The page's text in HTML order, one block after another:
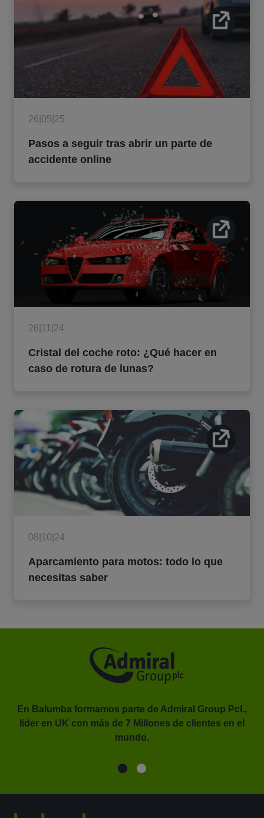
26|05|25
Pasos a seguir tras abrir un parte de
accidente online
26|11|24
Cristal del coche roto: ¿Qué hacer en
caso de rotura de lunas?
08|10|24
Aparcamiento para motos: todo lo que
necesitas saber
En Balumba formamos parte de Admiral Group Pcl.,
líder en UK con más de 7 Millones de clientes en el
mundo.